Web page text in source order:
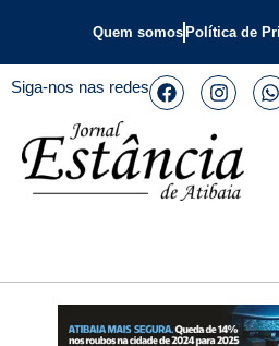
Quem somos Política de
Siga-nos nas redes